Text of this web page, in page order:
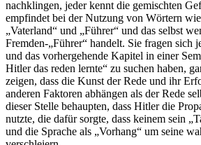
nachklingen, jeder kennt die gemischten
empfindet bei der Nutzung von Wörtern
„Vaterland“ und „Führer“ und das selbst
Fremden-„Führer“ handelt. Sie fragen sich
und das vorhergehende Kapitel in einer
Hitler das reden lernte“ zu suchen haben,
zeigen, dass die Kunst der Rede und ihr
anderen Faktoren abhängen als der Rede
dieser Stelle behaupten, dass Hitler die
nutzte, die dafür sorgte, dass keinem sein
und die Sprache als „Vorhang“ um seine